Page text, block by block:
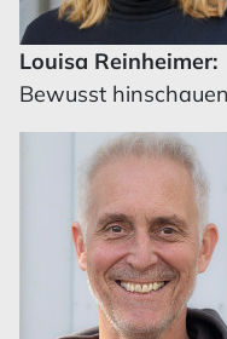
Louisa Reinheimer:
Bewusst hinschauen